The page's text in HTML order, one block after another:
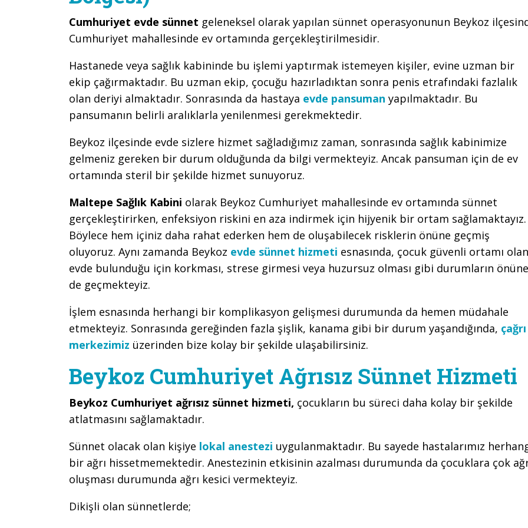
Cumhuriyet evde sünnet geleneksel olarak yapılan sünnet operasyonunun Beykoz
Cumhuriyet mahallesinde ev ortamında gerçekleştirilmesidir.
Hastanede veya sağlık kabininde bu işlemi yaptırmak istemeyen kişiler, evine uzman bir
ekip çağırmaktadır. Bu uzman ekip, çocuğu hazırladıktan sonra penis etrafındaki fazlalık
olan deriyi almaktadır. Sonrasında da hastaya evde pansuman yapılmaktadır. Bu
pansumanın belirli aralıklarla yenilenmesi gerekmektedir.
Beykoz ilçesinde evde sizlere hizmet sağladığımız zaman, sonrasında sağlık kabinimize
gelmeniz gereken bir durum olduğunda da bilgi vermekteyiz. Ancak pansuman için de ev
ortamında steril bir şekilde hizmet sunuyoruz.
Maltepe Sağlık Kabini olarak Beykoz Cumhuriyet mahallesinde ev ortamında sünnet
gerçekleştirirken, enfeksiyon riskini en aza indirmek için hijyenik bir ortam sağlamaktayız.
Böylece hem içiniz daha rahat ederken hem de oluşabilecek risklerin önüne geçmiş
oluyoruz. Aynı zamanda Beykoz evde sünnet hizmeti esnasında, çocuk güvenli ortamı olan
evde bulunduğu için korkması, strese girmesi veya huzursuz olması gibi durumların önüne
de geçmekteyiz.
İşlem esnasında herhangi bir komplikasyon gelişmesi durumunda da hemen müdahale
etmekteyiz. Sonrasında gereğinden fazla şişlik, kanama gibi bir durum yaşandığında, çağrı
merkezimiz üzerinden bize kolay bir şekilde ulaşabilirsiniz.
Beykoz Cumhuriyet Ağrısız Sünnet Hizmeti
Beykoz Cumhuriyet ağrısız sünnet hizmeti, çocukların bu süreci daha kolay bir şekilde
atlatmasını sağlamaktadır.
Sünnet olacak olan kişiye lokal anestezi uygulanmaktadır. Bu sayede hastalarımız
bir ağrı hissetmemektedir. Anestezinin etkisinin azalması durumunda da çocuklara çok
oluşması durumunda ağrı kesici vermekteyiz.
Dikişli olan sünnetlerde;